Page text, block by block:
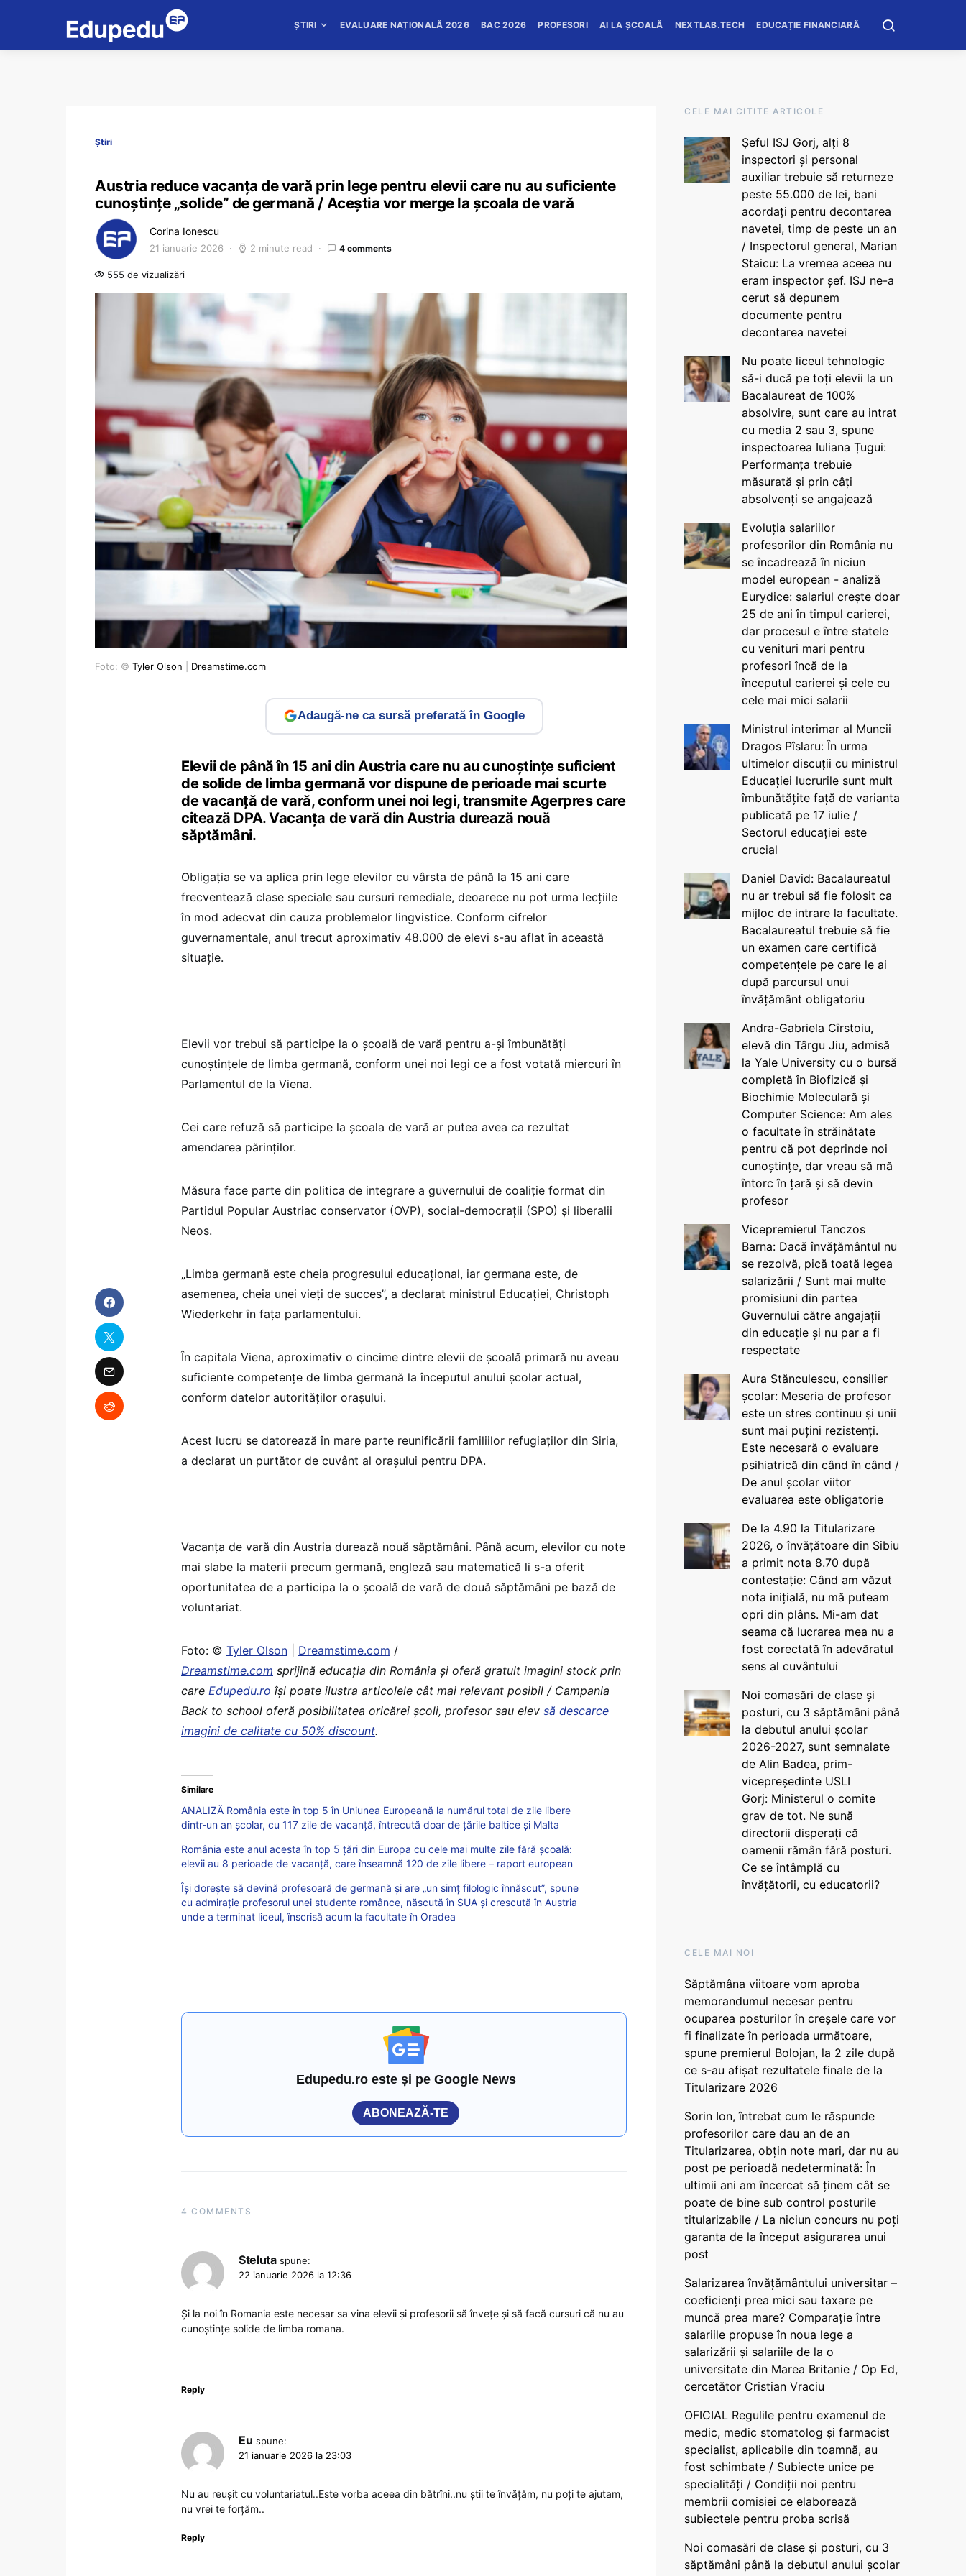
ȘTIRI EVALUARE NAȚIONALĂ 2026 BAC 2026 PROFESORI AI LA ȘCOALĂ NEXTLAB.TECH EDUCAȚIE FINANCIARĂ
Știri
Austria reduce vacanța de vară prin lege pentru elevii care nu au suficiente
cunoștințe „solide” de germană / Aceștia vor merge la școala de vară
Corina Ionescu
21 ianuarie 2026 2 minute read 4 comments
555 de vizualizări
Foto: © Tyler Olson Dreamstime.com
Adaugă-ne ca sursă preferată în Google
Elevii de până în 15 ani din Austria care nu au cunoştinţe suficient
de solide de limba germană vor dispune de perioade mai scurte
de vacanţă de vară, conform unei noi legi, transmite Agerpres care
citează DPA. Vacanţa de vară din Austria durează nouă
săptămâni.
Obligaţia se va aplica prin lege elevilor cu vârsta de până la 15 ani care
frecventează clase speciale sau cursuri remediale, deoarece nu pot urma lecţiile
în mod adecvat din cauza problemelor lingvistice. Conform cifrelor
guvernamentale, anul trecut aproximativ 48.000 de elevi s-au aflat în această
situaţie.
Elevii vor trebui să participe la o şcoală de vară pentru a-şi îmbunătăţi
cunoştinţele de limba germană, conform unei noi legi ce a fost votată miercuri în
Parlamentul de la Viena.
Cei care refuză să participe la şcoala de vară ar putea avea ca rezultat
amendarea părinţilor.
Măsura face parte din politica de integrare a guvernului de coaliţie format din
Partidul Popular Austriac conservator (OVP), social-democraţii (SPO) şi liberalii
Neos.
„Limba germană este cheia progresului educaţional, iar germana este, de
asemenea, cheia unei vieţi de succes”, a declarat ministrul Educaţiei, Christoph
Wiederkehr în faţa parlamentului.
În capitala Viena, aproximativ o cincime dintre elevii de şcoală primară nu aveau
suficiente competenţe de limba germană la începutul anului şcolar actual,
conform datelor autorităţilor oraşului.
Acest lucru se datorează în mare parte reunificării familiilor refugiaţilor din Siria,
a declarat un purtător de cuvânt al oraşului pentru DPA.
Vacanţa de vară din Austria durează nouă săptămâni. Până acum, elevilor cu note
mai slabe la materii precum germană, engleză sau matematică li s-a oferit
oportunitatea de a participa la o şcoală de vară de două săptămâni pe bază de
voluntariat.
Foto: © Tyler Olson Dreamstime.com /
Dreamstime.com sprijină educaţia din România şi oferă gratuit imagini stock prin
care Edupedu.ro îşi poate ilustra articolele cât mai relevant posibil / Campania
Back to school oferă posibilitatea oricărei școli, profesor sau elev să descarce
imagini de calitate cu 50% discount.
Similare
ANALIZĂ România este în top 5 în Uniunea Europeană la numărul total de zile libere
dintr-un an școlar, cu 117 zile de vacanță, întrecută doar de țările baltice și Malta
România este anul acesta în top 5 țări din Europa cu cele mai multe zile fără școală:
elevii au 8 perioade de vacanță, care înseamnă 120 de zile libere – raport european
Își dorește să devină profesoară de germană și are „un simț filologic înnăscut”, spune
cu admirație profesorul unei studente românce, născută în SUA și crescută în Austria
unde a terminat liceul, înscrisă acum la facultate în Oradea
Edupedu.ro este și pe Google News
ABONEAZĂ-TE
4 COMMENTS
Steluta spune:
22 ianuarie 2026 la 12:36
Și la noi în Romania este necesar sa vina elevii și profesorii să învețe și să facă cursuri că nu au
cunoștințe solide de limba romana.
Reply
Eu spune:
21 ianuarie 2026 la 23:03
Nu au reușit cu voluntariatul..Este vorba aceea din bătrîni..nu știi te învățăm, nu poți te ajutam,
nu vrei te forțăm..
Reply
CELE MAI CITITE ARTICOLE
Șeful ISJ Gorj, alți 8
inspectori și personal
auxiliar trebuie să returneze
peste 55.000 de lei, bani
acordați pentru decontarea
navetei, timp de peste un an
/ Inspectorul general, Marian
Staicu: La vremea aceea nu
eram inspector șef. ISJ ne-a
cerut să depunem
documente pentru
decontarea navetei
Nu poate liceul tehnologic
să-i ducă pe toți elevii la un
Bacalaureat de 100%
absolvire, sunt care au intrat
cu media 2 sau 3, spune
inspectoarea Iuliana Țugui:
Performanța trebuie
măsurată și prin câți
absolvenți se angajează
Evoluția salariilor
profesorilor din România nu
se încadrează în niciun
model european - analiză
Eurydice: salariul crește doar
25 de ani în timpul carierei,
dar procesul e între statele
cu venituri mari pentru
profesori încă de la
începutul carierei și cele cu
cele mai mici salarii
Ministrul interimar al Muncii
Dragos Pîslaru: În urma
ultimelor discuții cu ministrul
Educației lucrurile sunt mult
îmbunătățite față de varianta
publicată pe 17 iulie /
Sectorul educației este
crucial
Daniel David: Bacalaureatul
nu ar trebui să fie folosit ca
mijloc de intrare la facultate.
Bacalaureatul trebuie să fie
un examen care certifică
competențele pe care le ai
după parcursul unui
învățământ obligatoriu
Andra-Gabriela Cîrstoiu,
elevă din Târgu Jiu, admisă
la Yale University cu o bursă
completă în Biofizică și
Biochimie Moleculară și
Computer Science: Am ales
o facultate în străinătate
pentru că pot deprinde noi
cunoștințe, dar vreau să mă
întorc în țară și să devin
profesor
Vicepremierul Tanczos
Barna: Dacă învățământul nu
se rezolvă, pică toată legea
salarizării / Sunt mai multe
promisiuni din partea
Guvernului către angajații
din educație și nu par a fi
respectate
Aura Stănculescu, consilier
școlar: Meseria de profesor
este un stres continuu și unii
sunt mai puțini rezistenți.
Este necesară o evaluare
psihiatrică din când în când /
De anul școlar viitor
evaluarea este obligatorie
De la 4.90 la Titularizare
2026, o învățătoare din Sibiu
a primit nota 8.70 după
contestație: Când am văzut
nota inițială, nu mă puteam
opri din plâns. Mi-am dat
seama că lucrarea mea nu a
fost corectată în adevăratul
sens al cuvântului
Noi comasări de clase și
posturi, cu 3 săptămâni până
la debutul anului școlar
2026-2027, sunt semnalate
de Alin Badea, prim-
vicepreședinte USLI
Gorj: Ministerul o comite
grav de tot. Ne sună
directorii disperați că
oamenii rămân fără posturi.
Ce se întâmplă cu
învățătorii, cu educatorii?
CELE MAI NOI
Săptămâna viitoare vom aproba
memorandumul necesar pentru
ocuparea posturilor în creșele care vor
fi finalizate în perioada următoare,
spune premierul Bolojan, la 2 zile după
ce s-au afișat rezultatele finale de la
Titularizare 2026
Sorin Ion, întrebat cum le răspunde
profesorilor care dau an de an
Titularizarea, obțin note mari, dar nu au
post pe perioadă nedeterminată: În
ultimii ani am încercat să ținem cât se
poate de bine sub control posturile
titularizabile / La niciun concurs nu poți
garanta de la început asigurarea unui
post
Salarizarea învățământului universitar –
coeficienți prea mici sau taxare pe
muncă prea mare? Comparație între
salariile propuse în noua lege a
salarizării și salariile de la o
universitate din Marea Britanie / Op Ed,
cercetător Cristian Vraciu
OFICIAL Regulile pentru examenul de
medic, medic stomatolog și farmacist
specialist, aplicabile din toamnă, au
fost schimbate / Subiecte unice pe
specialități / Condiții noi pentru
membrii comisiei ce elaborează
subiectele pentru proba scrisă
Noi comasări de clase și posturi, cu 3
săptămâni până la debutul anului școlar